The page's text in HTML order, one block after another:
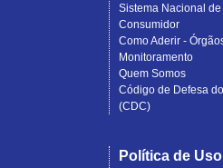
Sistema Nacional
Consumidor
Como Aderir -
Monitoramento
Quem Somos
Código de Defesa
(CDC)
Política de Uso